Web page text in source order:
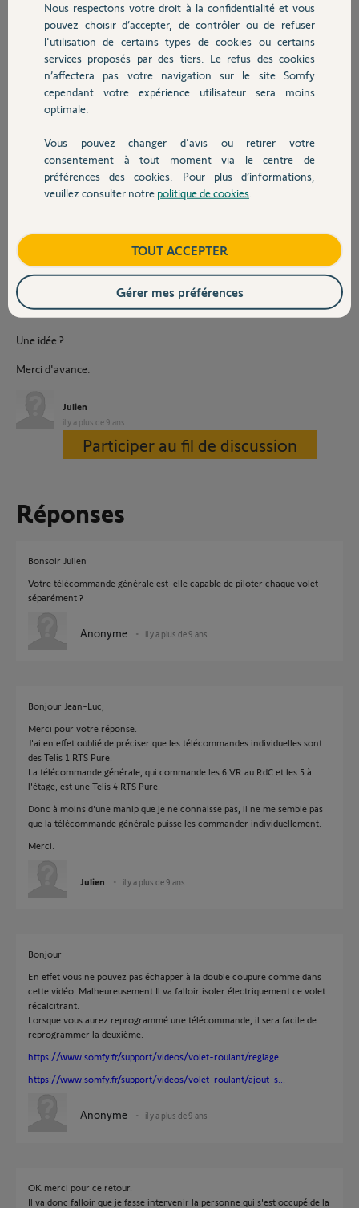
Chauffage
Autres produits
Devis avec un pro
Contact
fonctionnait encore. Je me suis aperçu que ce n'était pas un problème
de pile. La 2ème télécommande fonctionnant toujours, j'ai donc
tenter la manipulation d'association au volet d'une 2ème
télécommande à partir de celle fonctionnant encore.
Malheureusement, cela n'a pas fonctionné, et j'ai donc également
perdu le fonctionnement de la 2ème télécommande.
Donc à présent, je n'ai plus que la télécommande générale qui peut
J'ai beau avoir cherché sur ce forum, je ne trouve pas de réponse
exact à mon problème.
Hormis peut-être la réinitialisation complète du volet, mais pas
gère l'alimentation de tous les volets roulant du RdC . Donc je risque
de dérégler les 5 autres volets roulants du RdC en faisant la manip.
Et je ne vois pas comment je peux alimenter individuellement le volet
roulant en question par une prise libre. Le câble d'alim "part" dans le
mur.
Une idée ?
Merci d'avance.
Julien
il y a plus de 9 ans
Participer au fil de discussion
Réponses
Bonsoir Julien
Votre télécommande générale est-elle capable de piloter chaque volet
séparément ?
Anonyme il y a plus de 9 ans
Bonjour Jean-Luc,
Merci pour votre réponse.
J'ai en effet oublié de préciser que les télécommandes individuelles sont
des Telis 1 RTS Pure.
La télécommande générale, qui commande les 6 VR au RdC et les 5 à
l'étage, est une Telis 4 RTS Pure.
Donc à moins d'une manip que je ne connaisse pas, il ne me semble pas
que la télécommande générale puisse les commander individuellement.
Merci.
Julien il y a plus de 9 ans
Bonjour
En effet vous ne pouvez pas échapper à la double coupure comme dans
cette vidéo. Malheureusement Il va falloir isoler électriquement ce volet
récalcitrant.
Lorsque vous aurez reprogrammé une télécommande, il sera facile de
reprogrammer la deuxième.
https://www.somfy.fr/support/videos/volet-roulant/reglage...
https://www.somfy.fr/support/videos/volet-roulant/ajout-s...
Anonyme il y a plus de 9 ans
OK merci pour ce retour.
Il va donc falloir que je fasse intervenir la personne qui s'est occupé de la
Nous respectons votre droit à la confidentialité et vous
pouvez choisir d’accepter, de contrôler ou de refuser
l'utilisation de certains types de cookies ou certains
services proposés par des tiers. Le refus des cookies
n’affectera pas votre navigation sur le site Somfy
cependant votre expérience utilisateur sera moins
optimale.
Vous pouvez changer d'avis ou retirer votre
consentement à tout moment via le centre de
préférences des cookies. Pour plus d’informations,
veuillez consulter notre politique de cookies
TOUT ACCEPTER
Gérer mes préférences